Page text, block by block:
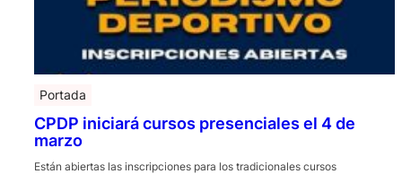
Portada
CPDP iniciará cursos presenciales el 4 de
marzo
Están abiertas las inscripciones para los tradicionales cursos